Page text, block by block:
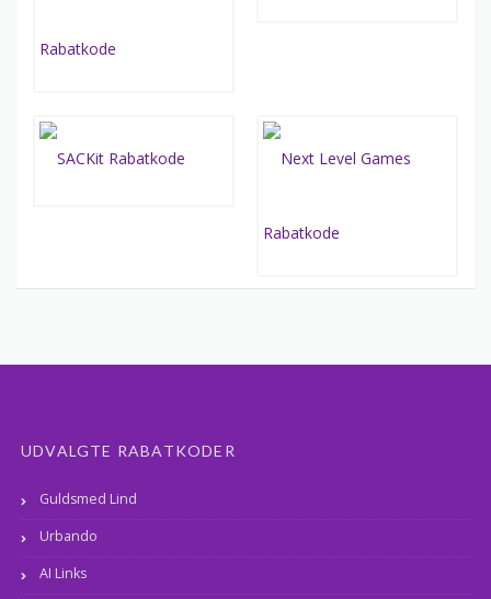
UDVALGTE RABATKODER
Guldsmed Lind
Urbando
AI Links